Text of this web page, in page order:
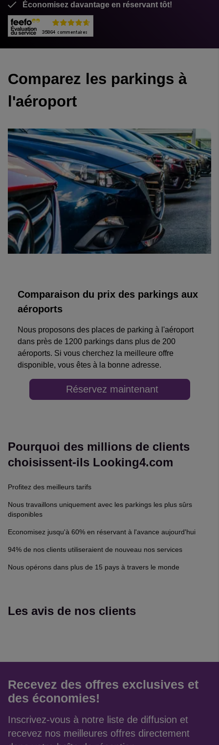
Économisez davantage en réservant tôt!
Comparez les parkings à
l'aéroport
Comparaison du prix des parkings aux
aéroports
Nous proposons des places de parking à l'aéroport
dans près de 1200 parkings dans plus de 200
aéroports. Si vous cherchez la meilleure offre
disponible, vous êtes à la bonne adresse.
Réservez maintenant
Pourquoi des millions de clients
choisissent-ils Looking4.com
Profitez des meilleurs tarifs
Nous travaillons uniquement avec les parkings les plus sûrs
disponibles
Economisez jusqu'à 60% en réservant à l'avance aujourd'hui
94% de nos clients utiliseraient de nouveau nos services
Nous opérons dans plus de 15 pays à travers le monde
Les avis de nos clients
L'entrée du P4 est bien indiquée. Il est tres vaste. Pour
Trusted Customer·07 Aug 2026
Remise intéressante
J'ai bénéficié d'une réduction dès la première réservation,
Trusted Customer·
06 Aug 2026
Recevez des offres exclusives et
des économies!
Inscrivez-vous à notre liste de diffusion et
recevez nos meilleures offres directement